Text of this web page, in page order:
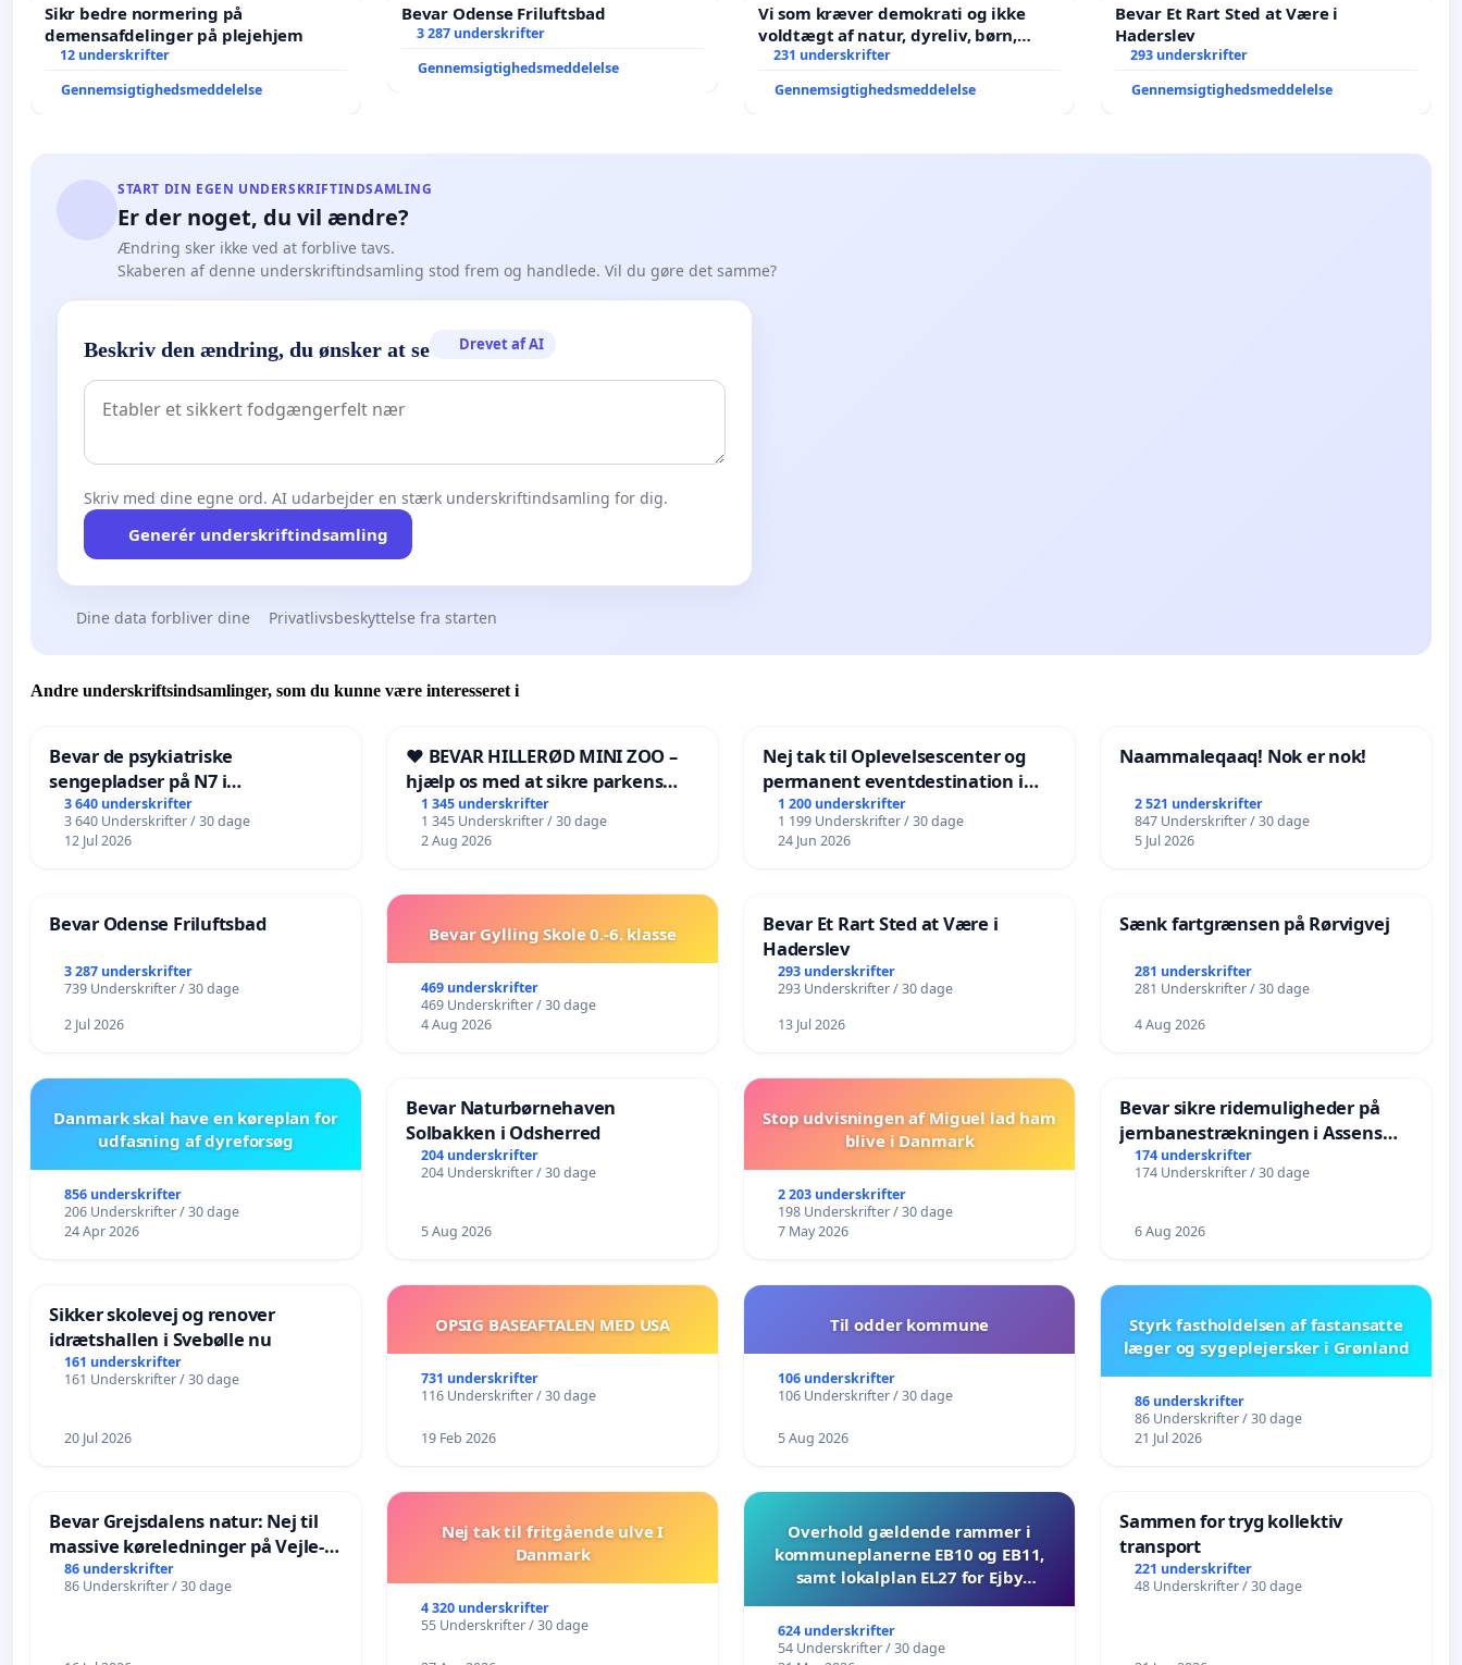
Sikr bedre normering på
demensafdelinger på plejehjem
12 underskrifter
Gennemsigtighedsmeddelelse
Bevar Odense Friluftsbad
3 287 underskrifter
Gennemsigtighedsmeddelelse
Vi som kræver demokrati og ikke
voldtægt af natur, dyreliv, børn,
unge Borgene har sagt NEJ i mange
231 underskrifter
Gennemsigtighedsmeddelelse
Bevar Et Rart Sted at Være i
Haderslev
293 underskrifter
Gennemsigtighedsmeddelelse
START DIN EGEN UNDERSKRIFTINDSAMLING
Er der noget, du vil ændre?
Ændring sker ikke ved at forblive tavs.
Skaberen af denne underskriftindsamling stod frem og handlede. Vil du gøre det samme?
Beskriv den ændring, du ønsker at se Drevet af AI
Skriv med dine egne ord. AI udarbejder en stærk underskriftindsamling for dig.
Generér underskriftindsamling
Dine data forbliver dine Privatlivsbeskyttelse fra starten
Andre underskriftsindsamlinger, som du kunne være interesseret i
Bevar de psykiatriske
sengepladser på N7 i
Frederikshavn
3 640 underskrifter
3 640 Underskrifter / 30 dage
12 Jul 2026
❤️ BEVAR HILLERØD MINI ZOO –
hjælp os med at sikre parkens
fremtid ❤️
1 345 underskrifter
1 345 Underskrifter / 30 dage
2 Aug 2026
Nej tak til Oplevelsescenter og
permanent eventdestination i
Vejby - Ja tak til et levende
lokalområde i balance
1 200 underskrifter
1 199 Underskrifter / 30 dage
24 Jun 2026
Naammaleqaaq! Nok er nok!
2 521 underskrifter
847 Underskrifter / 30 dage
5 Jul 2026
Bevar Odense Friluftsbad
3 287 underskrifter
739 Underskrifter / 30 dage
2 Jul 2026
Bevar Gylling Skole 0.-6. klasse
469 underskrifter
469 Underskrifter / 30 dage
4 Aug 2026
Bevar Et Rart Sted at Være i
Haderslev
293 underskrifter
293 Underskrifter / 30 dage
13 Jul 2026
Sænk fartgrænsen på Rørvigvej
281 underskrifter
281 Underskrifter / 30 dage
4 Aug 2026
Danmark skal have en køreplan for
udfasning af dyreforsøg
856 underskrifter
206 Underskrifter / 30 dage
24 Apr 2026
Bevar Naturbørnehaven
Solbakken i Odsherred
204 underskrifter
204 Underskrifter / 30 dage
5 Aug 2026
Stop udvisningen af Miguel lad ham
blive i Danmark
2 203 underskrifter
198 Underskrifter / 30 dage
7 May 2026
Bevar sikre ridemuligheder på
jernbanestrækningen i Assens
Kommune
174 underskrifter
174 Underskrifter / 30 dage
6 Aug 2026
Sikker skolevej og renover
idrætshallen i Svebølle nu
161 underskrifter
161 Underskrifter / 30 dage
20 Jul 2026
OPSIG BASEAFTALEN MED USA
731 underskrifter
116 Underskrifter / 30 dage
19 Feb 2026
Til odder kommune
106 underskrifter
106 Underskrifter / 30 dage
5 Aug 2026
Styrk fastholdelsen af fastansatte
læger og sygeplejersker i Grønland
86 underskrifter
86 Underskrifter / 30 dage
21 Jul 2026
Bevar Grejsdalens natur: Nej til
massive køreledninger på Vejle-
Struer-banen
86 underskrifter
86 Underskrifter / 30 dage
Nej tak til fritgående ulve I
Danmark
4 320 underskrifter
55 Underskrifter / 30 dage
Overhold gældende rammer i
kommuneplanerne EB10 og EB11,
samt lokalplan EL27 for Ejby
624 underskrifter
54 Underskrifter / 30 dage
Sammen for tryg kollektiv
transport
221 underskrifter
48 Underskrifter / 30 dage